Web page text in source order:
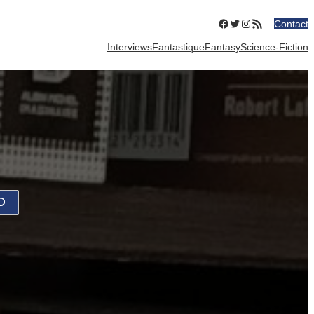
Facebook
Twitter
Instagram
Flux RSSContact
InterviewsFantastiqueFantasyScience-Fiction